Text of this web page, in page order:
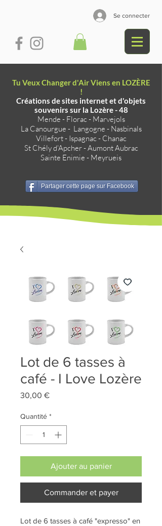
Se connecter
Tu Veux Changer d'Air Viens en LOZÈRE
!
Créations de sites internet et d'objets
souvenirs sur la Lozère - 48
Mende - Florac- Marvejols
La Canourgue - Langogne - Nasbinals
Villefort- Ispagnac- Chanac
St Chély d'Apcher-Aumont Aubrac
Sainte Enimie - Meyrueis
Partager cette page sur Facebook
Lot de 6 tasses à
café - I Love Lozère
30,00 €Prix
Quantité *
Ajouter au panier
Commander et payer
Lot de 6 tasses à café "expresso" en